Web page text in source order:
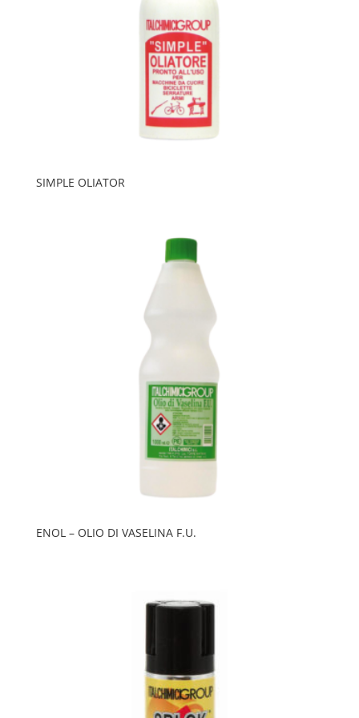
SIMPLE OLIATOR
ENOL – OLIO DI VASELINA F.U.